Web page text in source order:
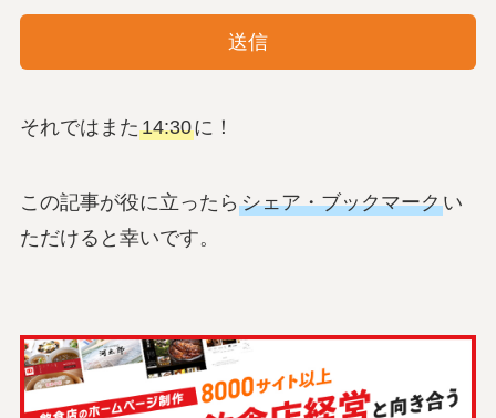
それではまた14:30に！
この記事が役に立ったら シェア・ブックマークい
ただけると幸いです。